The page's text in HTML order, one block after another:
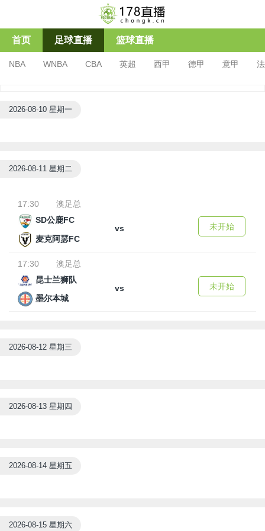
首页 足球直播 篮球直播
NBA WNBA CBA 英超 西甲 德甲 意甲
2026-08-10 星期一
2026-08-11 星期二
17:30
澳足总
SD公鹿FC
vs
麦克阿瑟FC
未开始
17:30
澳足总
昆士兰狮队
vs
墨尔本城
未开始
2026-08-12 星期三
2026-08-13 星期四
2026-08-14 星期五
2026-08-15 星期六